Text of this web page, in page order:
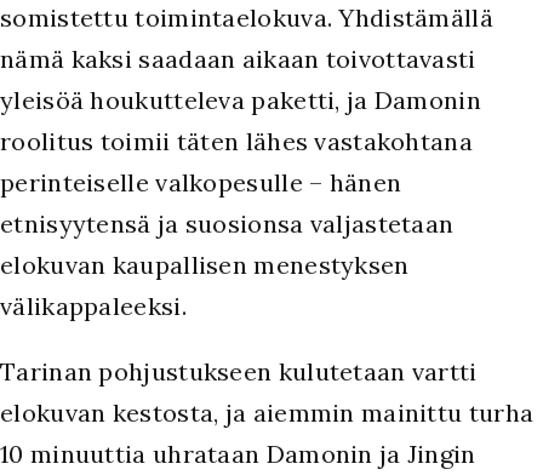
somistettu toimintaelokuva. Yhdistämällä
nämä kaksi saadaan aikaan toivottavasti
yleisöä houkutteleva paketti, ja Damonin
roolitus toimii täten lähes vastakohtana
perinteiselle valkopesulle – hänen
etnisyytensä ja suosionsa valjastetaan
elokuvan kaupallisen menestyksen
välikappaleeksi.
Tarinan pohjustukseen kulutetaan vartti
elokuvan kestosta, ja aiemmin mainittu turha
10 minuuttia uhrataan Damonin ja Jingin